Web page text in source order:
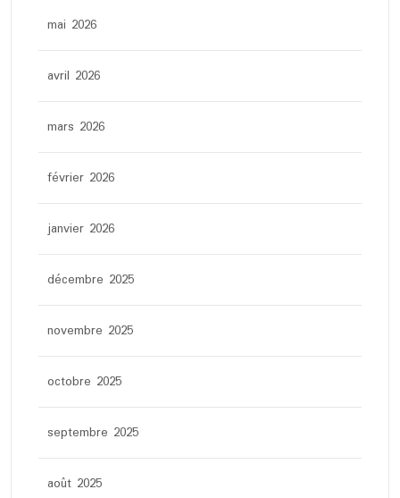
mai 2026
avril 2026
mars 2026
février 2026
janvier 2026
décembre 2025
novembre 2025
octobre 2025
septembre 2025
août 2025